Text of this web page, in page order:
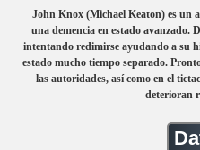
John Knox (Michael Keaton) es un
una demencia en estado avanzado.
intentando redimirse ayudando a su
estado mucho tiempo separado.
las autoridades, así como en el
deterioran